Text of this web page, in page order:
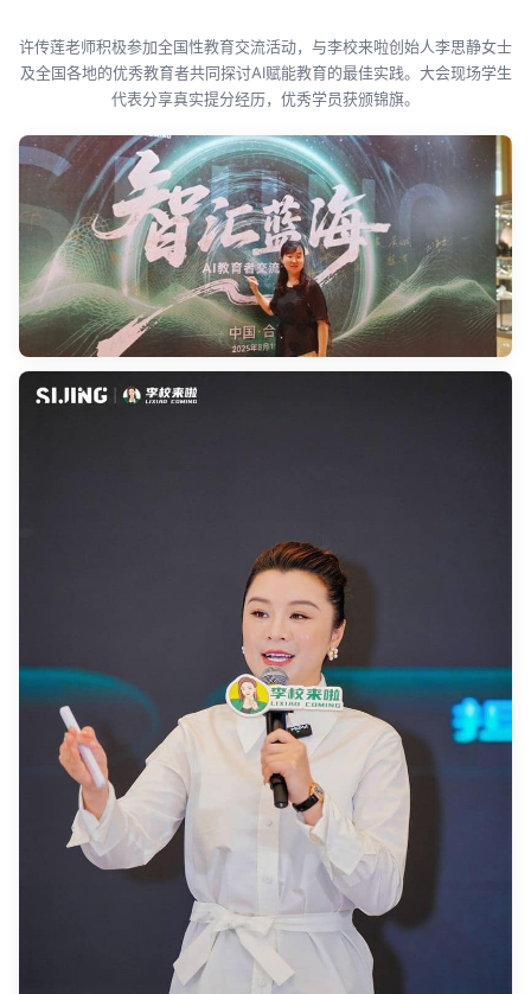
许传莲老师积极参加全国性教育交流活动，与李校来啦创始人李思静女士
及全国各地的优秀教育者共同探讨AI赋能教育的最佳实践。大会现场学生
代表分享真实提分经历，优秀学员获颁锦旗。